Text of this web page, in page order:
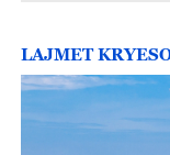
LAJMET